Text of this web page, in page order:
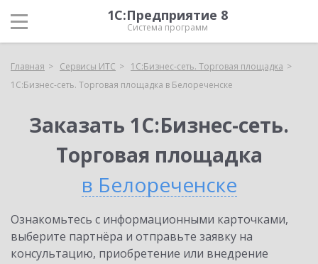
1С:Предприятие 8
Система программ
Главная Сервисы ИТС
1С:Бизнес-сеть. Торговая площадка
1С:Бизнес-сеть. Торговая площадка в Белореченске
Заказать 1С:Бизнес-сеть.
Торговая площадка
в Белореченске
Ознакомьтесь с информационными карточками,
выберите партнёра и отправьте заявку на
консультацию, приобретение или внедрение